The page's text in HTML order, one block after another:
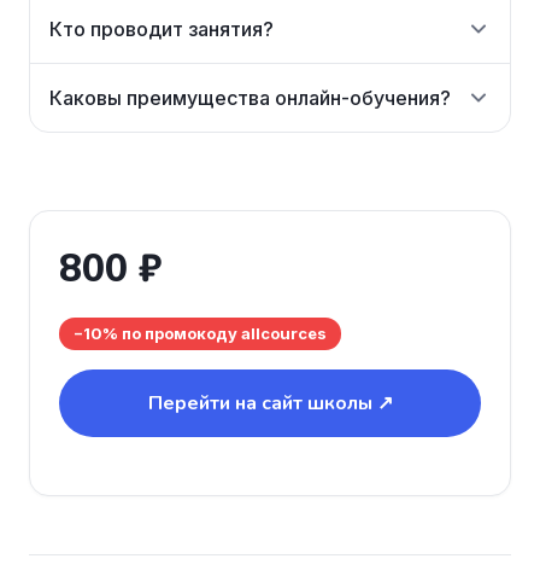
Кто проводит занятия?
Каковы преимущества онлайн-обучения?
800 ₽
−10% по промокоду allcources
Перейти на сайт школы ↗